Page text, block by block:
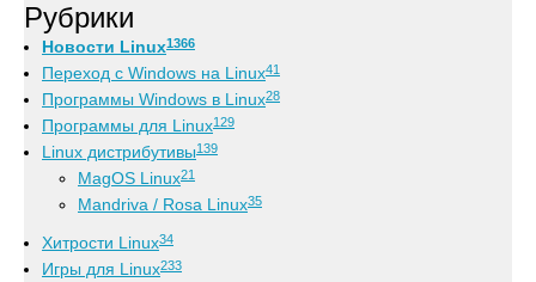
Рубрики
Новости Linux1366
Переход с Windows на Linux41
Программы Windows в Linux28
Программы для Linux129
Linux дистрибутивы139
MagOS Linux21
Mandriva / Rosa Linux35
Хитрости Linux34
Игры для Linux233